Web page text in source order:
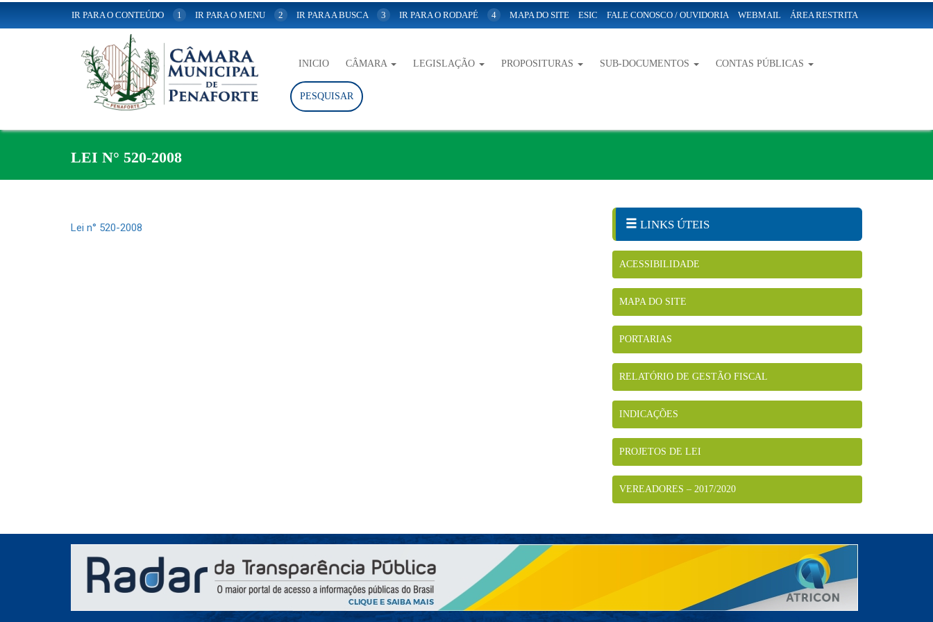
IR PARA O CONTEÚDO 1 IR PARA O MENU 2 IR PARA A BUSCA 3 IR PARA O RODAPÉ 4 MAPA DO SITE ESIC FALE CONOSCO / OUVIDORIA WEBMAIL ÁREA RESTRITA
INICIO CÂMARA LEGISLAÇÃO PROPOSITURAS SUB-DOCUMENTOS CONTAS PÚBLICAS
PESQUISAR
LEI N° 520-2008
Lei n° 520-2008 LINKS ÚTEIS
ACESSIBILIDADE
MAPA DO SITE
PORTARIAS
RELATÓRIO DE GESTÃO FISCAL
INDICAÇÕES
PROJETOS DE LEI
VEREADORES – 2017/2020